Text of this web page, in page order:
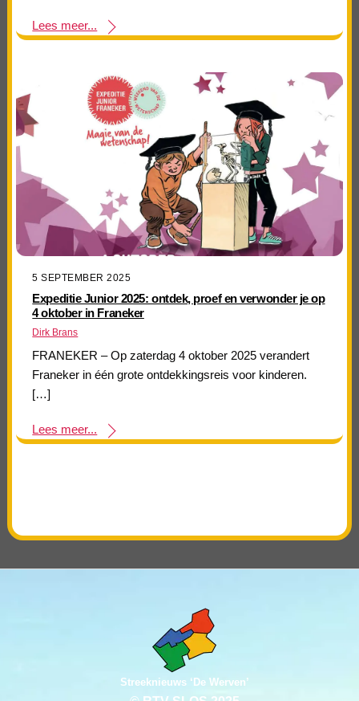
Lees meer...
5 SEPTEMBER 2025
Expeditie Junior 2025: ontdek, proef en verwonder je op
4 oktober in Franeker
Dirk Brans
FRANEKER – Op zaterdag 4 oktober 2025 verandert
Franeker in één grote ontdekkingsreis voor kinderen.
[…]
Lees meer...
Streeknieuws ‘De Werven’